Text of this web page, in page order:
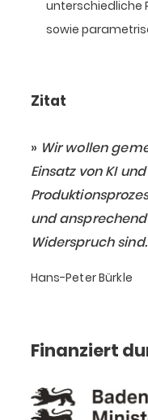
unterschiedliche
sowie
Zitat
Wir wollen
Einsatz von KI
und
Widerspruch sind.
Hans-Peter Bürkle
Finanziert